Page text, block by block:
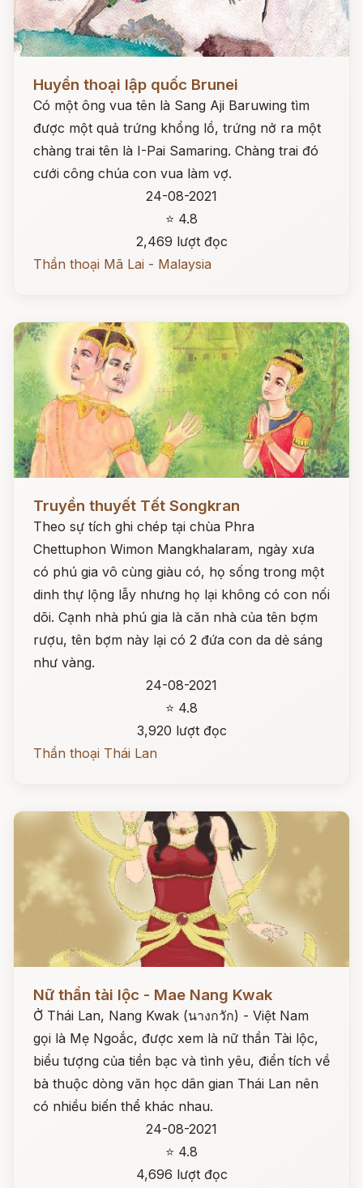
Đọc ngay
Huyền thoại lập quốc Brunei
Có một ông vua tên là Sang Aji Baruwing tìm
được một quả trứng khổng lồ, trứng nở ra một
chàng trai tên là I-Pai Samaring. Chàng trai đó
cưới công chúa con vua làm vợ.
24-08-2021
⭐ 4.8
2,469 lượt đọc
Thần thoại Mã Lai - Malaysia
Đọc ngay
Truyền thuyết Tết Songkran
Theo sự tích ghi chép tại chùa Phra
Chettuphon Wimon Mangkhalaram, ngày xưa
có phú gia vô cùng giàu có, họ sống trong một
dinh thự lộng lẫy nhưng họ lại không có con nối
dõi. Cạnh nhà phú gia là căn nhà của tên bợm
rượu, tên bợm này lại có 2 đứa con da dẻ sáng
như vàng.
24-08-2021
⭐ 4.8
3,920 lượt đọc
Thần thoại Thái Lan
Nữ thần tài lộc - Mae Nang Kwak
Ở Thái Lan, Nang Kwak (นางกวัก) - Việt Nam
gọi là Mẹ Ngoắc, được xem là nữ thần Tài lộc,
biểu tượng của tiền bạc và tình yêu, điển tích về
bà thuộc dòng văn học dân gian Thái Lan nên
có nhiều biến thể khác nhau.
24-08-2021
⭐ 4.8
4,696 lượt đọc